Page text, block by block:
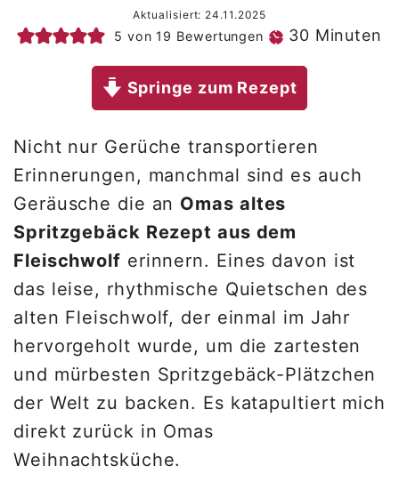
Aktualisiert: 24.11.2025
5 von 19 Bewertungen 30Minuten
Minuten
Springe zum Rezept
Nicht nur Gerüche transportieren
Erinnerungen, manchmal sind es auch
Geräusche die an Omas altes
Spritzgebäck Rezept aus dem
Fleischwolf erinnern. Eines davon ist
das leise, rhythmische Quietschen des
alten Fleischwolf, der einmal im Jahr
hervorgeholt wurde, um die zartesten
und mürbesten Spritzgebäck-Plätzchen
der Welt zu backen. Es katapultiert mich
direkt zurück in Omas
Weihnachtsküche.